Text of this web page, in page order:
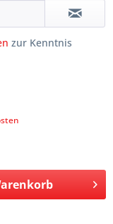
zur Kenntnis